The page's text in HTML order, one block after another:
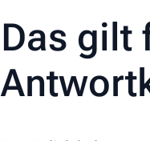
Das gilt